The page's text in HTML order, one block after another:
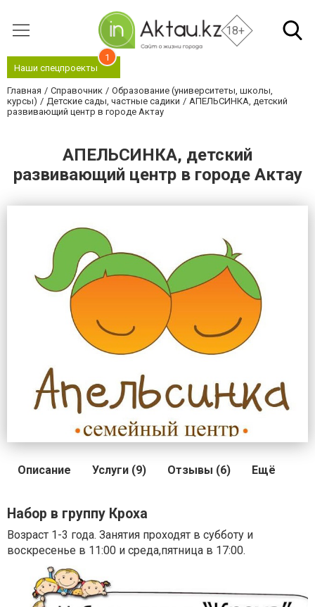
18+
Наши спецпроекты
1
Главная Справочник
Образование (университеты, школы,
курсы)
Детские сады, частные садики
АПЕЛЬСИНКА, детский
развивающий центр в городе Актау
АПЕЛЬСИНКА, детский
развивающий центр в городе Актау
Описание Услуги (9) Отзывы (6) Ещё
Набор в группу Кроха
Возраст 1-3 года. Занятия проходят в субботу и
воскресенье в 11:00 и среда,пятница в 17:00.